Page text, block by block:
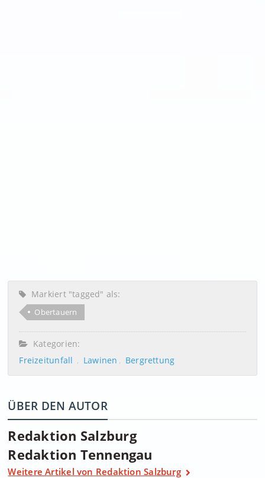
Markiert "tagged" als:
Obertauern
Kategorien:
Freizeitunfall
Lawinen Bergrettung
ÜBER DEN AUTOR
Redaktion Salzburg
Redaktion Tennengau
Weitere Artikel von Redaktion Salzburg